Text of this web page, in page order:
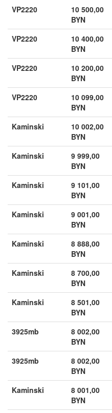
VP2220
10 500,00
BYN
VP2220
10 400,00
BYN
VP2220
10 200,00
BYN
VP2220
10 099,00
BYN
Kaminski
10 002,00
BYN
Kaminski
9 999,00
BYN
Kaminski
9 101,00
BYN
Kaminski
9 001,00
BYN
Kaminski
8 888,00
BYN
Kaminski
8 700,00
BYN
Kaminski
8 501,00
BYN
3925mb
8 002,00
BYN
3925mb
8 002,00
BYN
Kaminski
8 001,00
BYN